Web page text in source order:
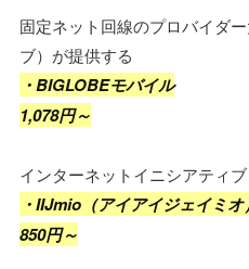
固定ネット回線のプロバイダ
ブ）が提供する
・BIGLOBEモバイル
1,078円～
インターネットイニシアティ
・IIJmio（アイアイジェイミオ
850円～